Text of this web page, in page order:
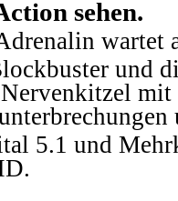
sehen.
wartet
und
5.1 und